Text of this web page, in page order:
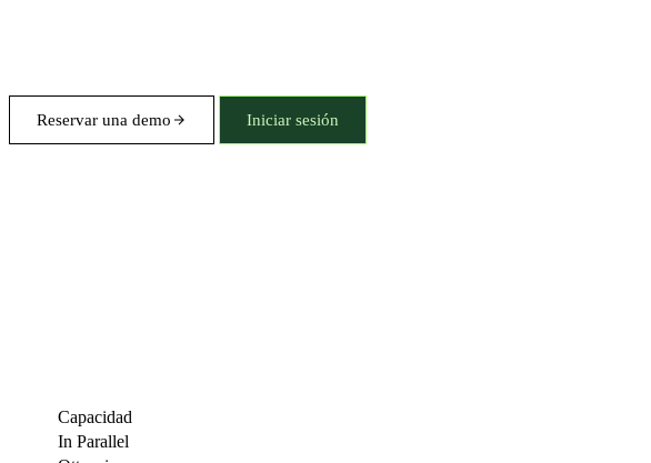
Reservar una demo Iniciar sesión
Capacidad
In Parallel